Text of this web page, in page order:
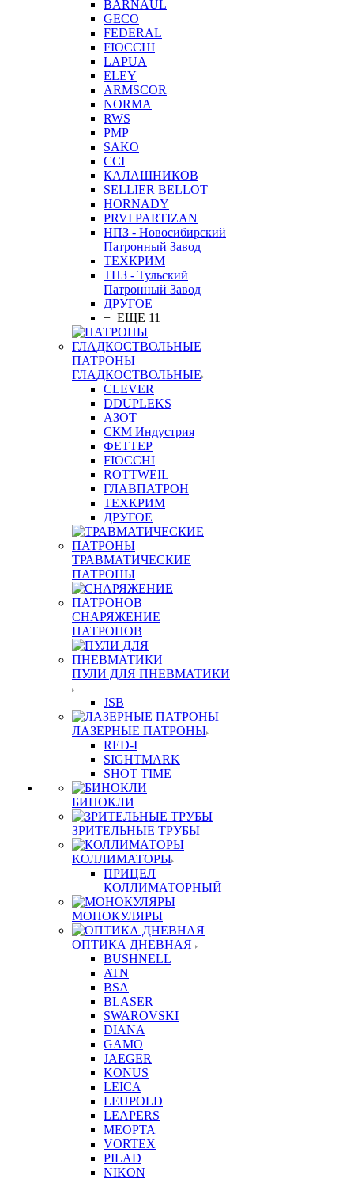
BARNAUL
GEСO
FEDERAL
FIOCCHI
LAPUA
ELEY
ARMSCOR
NORMA
RWS
PMP
SAKO
CCI
КАЛАШНИКОВ
SELLIER BELLOT
HORNADY
PRVI PARTIZAN
НПЗ - Новосибирский
Патронный Завод
ТЕХКРИМ
ТПЗ - Тульский
Патронный Завод
ДРУГОЕ
+ ЕЩЕ 11
ПАТРОНЫ
ГЛАДКОСТВОЛЬНЫЕ
CLEVER
DDUPLEKS
АЗОТ
СКМ Индустрия
ФЕТТЕР
FIOCCHI
ROTTWEIL
ГЛАВПАТРОН
ТЕХКРИМ
ДРУГОЕ
ТРАВМАТИЧЕСКИЕ
ПАТРОНЫ
СНАРЯЖЕНИЕ
ПАТРОНОВ
ПУЛИ ДЛЯ ПНЕВМАТИКИ
JSB
ЛАЗЕРНЫЕ ПАТРОНЫ
RED-I
SIGHTMARK
SHOT TIME
БИНОКЛИ
ЗРИТЕЛЬНЫЕ ТРУБЫ
КОЛЛИМАТОРЫ
ПРИЦЕЛ
КОЛЛИМАТОРНЫЙ
МОНОКУЛЯРЫ
ОПТИКА ДНЕВНАЯ
BUSHNELL
ATN
BSA
BLASER
SWAROVSKI
DIANA
GAMO
JAEGER
KONUS
LEICA
LEUPOLD
LEAPERS
MEOPTA
VORTEX
PILAD
NIKON